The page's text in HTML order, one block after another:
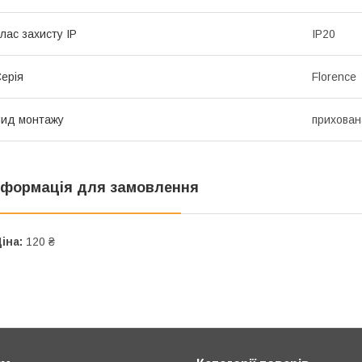
захисту IP IP20
Florence
монтажу
для замовлення
120 ₴